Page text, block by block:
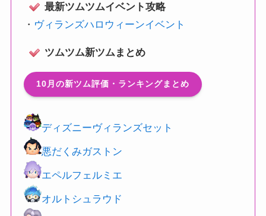
最新ツムツムイベント攻略
・ ヴィランズハロウィーンイベント
ツムツム新ツムまとめ
10月の新ツム評価・ランキングまとめ
ディズニーヴィランズセット
悪だくみガストン
エペルフェルミエ
オルトシュラウド